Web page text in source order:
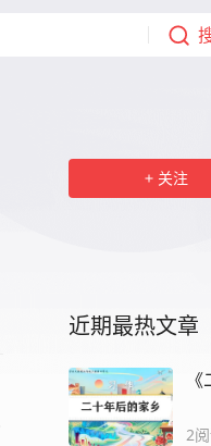
关注
近期最热文章
2